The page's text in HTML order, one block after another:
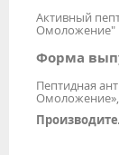
Активный
Омоложение"
Форма
Пептидная
Омоложение»,